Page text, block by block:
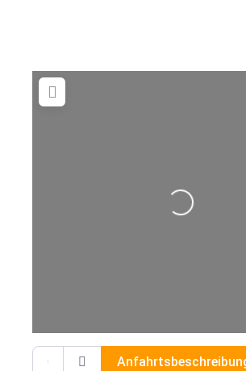
Wird geladen …
Gib deinen Standort ein.